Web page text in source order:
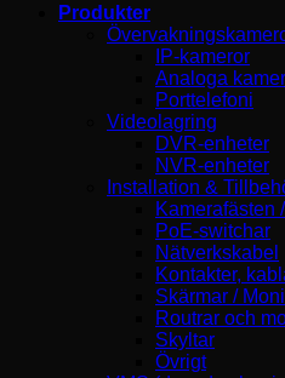
Produkter
IP-kameror
Analoga
Porttelefoni
Videolagring
DVR-enheter
NVR-enheter
Installation &
Kamerafästen
PoE-switchar
Nätverkskabel
Kontakter,
Skärmar /
Routrar och
Skyltar
Övrigt